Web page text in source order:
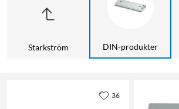
Starkström DIN-produkter
36